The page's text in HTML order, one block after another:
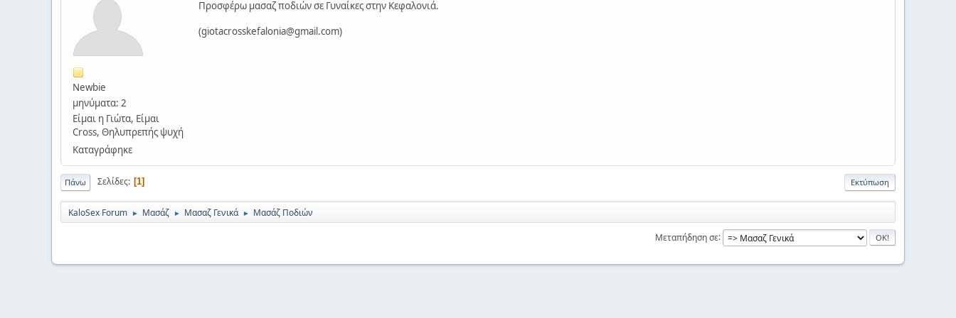
Newbie
μηνύματα: 2
Είμαι η Γιώτα, Είμαι
Cross, Θηλυπρεπής ψυχή
Καταγράφηκε
Προσφέρω μασαζ ποδιών σε Γυναίκες στην Κεφαλονιά.
(giotacrosskefalonia@gmail.com)
Εκτύπωση
Πάνω Σελίδες 1
KaloSex Forum ► Μασάζ ► Μασαζ Γενικά ► Μασάζ Ποδιών
Μεταπήδηση σε